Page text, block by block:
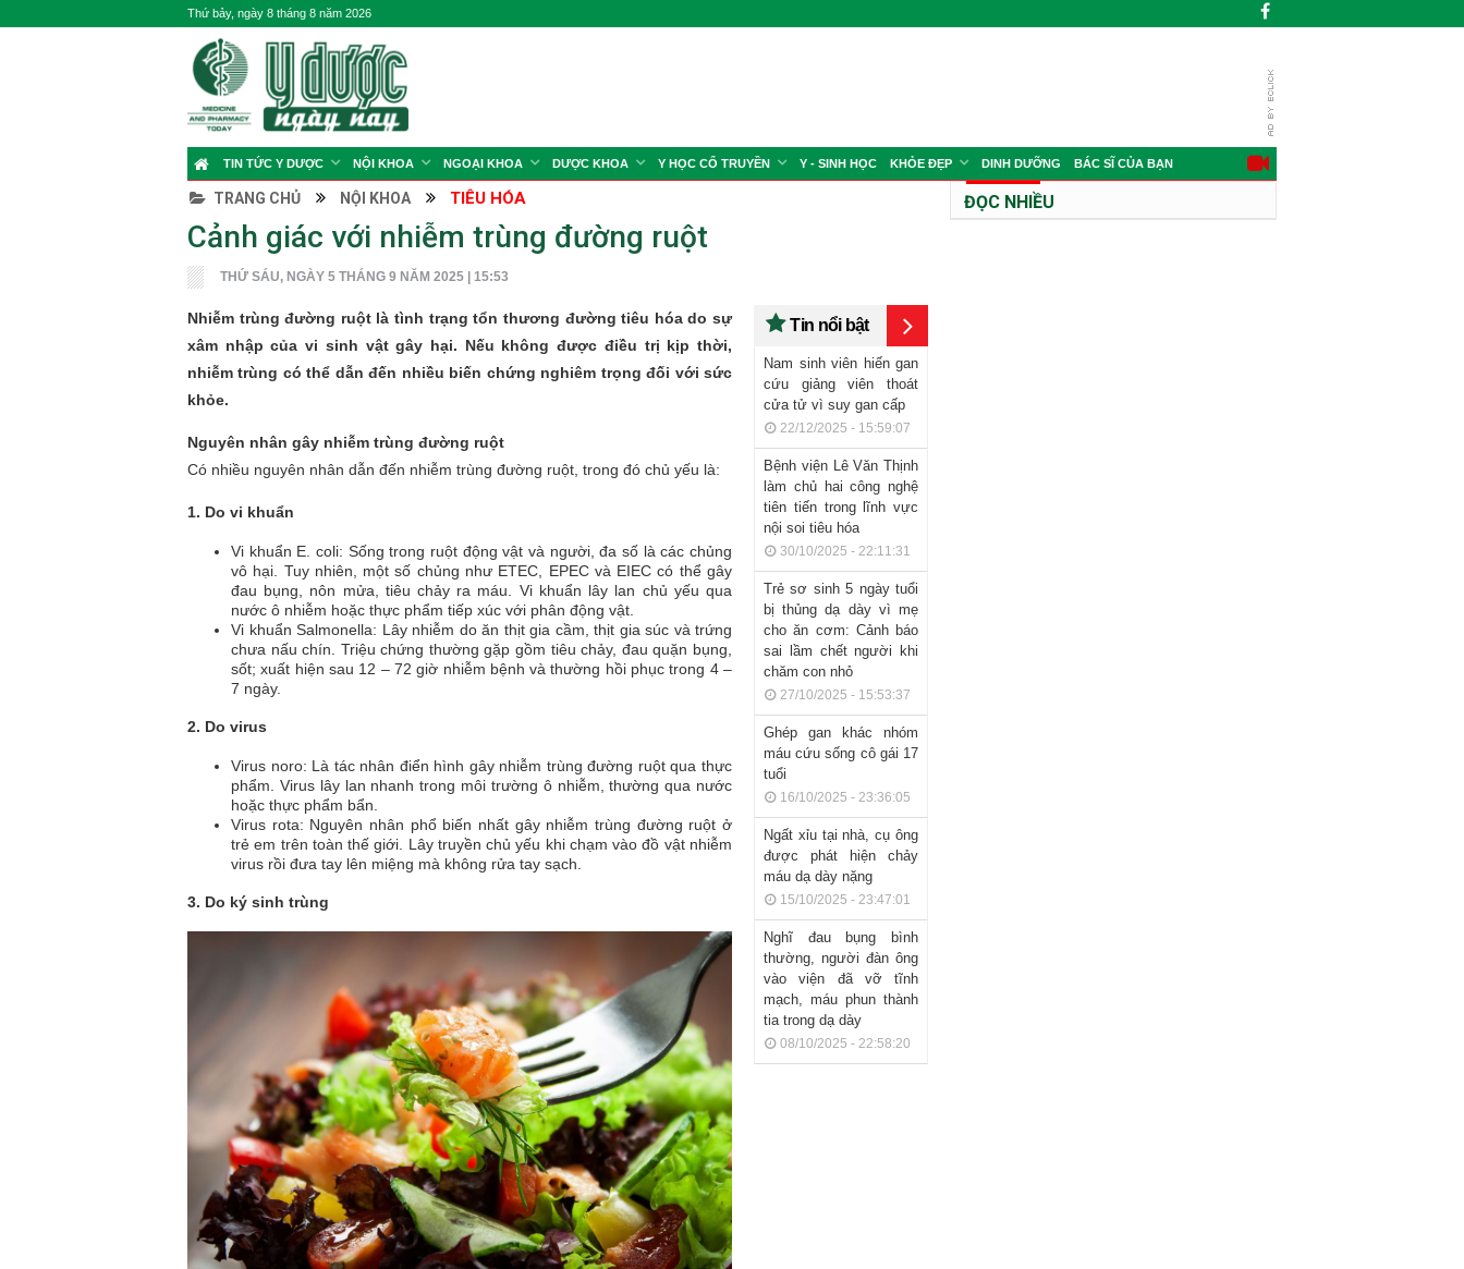
Thứ bảy, ngày 8 tháng 8 năm 2026
TIN TỨC Y DƯỢC NỘI KHOA NGOẠI KHOA DƯỢC KHOA Y HỌC CỔ TRUYỀN Y - SINH HỌC KHỎE ĐẸP DINH DƯỠNG BÁC SĨ CỦA BẠN
TRANG CHỦ NỘI KHOA TIÊU HÓA
Cảnh giác với nhiễm trùng đường ruột
THỨ SÁU, NGÀY 5 THÁNG 9 NĂM 2025 | 15:53
Nhiễm trùng đường ruột là tình trạng tổn thương đường tiêu hóa do sự
xâm nhập của vi sinh vật gây hại. Nếu không được điều trị kịp thời,
nhiễm trùng có thể dẫn đến nhiều biến chứng nghiêm trọng đối với sức
khỏe.
Nguyên nhân gây nhiễm trùng đường ruột
Có nhiều nguyên nhân dẫn đến nhiễm trùng đường ruột, trong đó chủ yếu là:
1. Do vi khuẩn
Vi khuẩn E. coli: Sống trong ruột động vật và người, đa số là các chủng
vô hại. Tuy nhiên, một số chủng như ETEC, EPEC và EIEC có thể gây
đau bụng, nôn mửa, tiêu chảy ra máu. Vi khuẩn lây lan chủ yếu qua
nước ô nhiễm hoặc thực phẩm tiếp xúc với phân động vật.
Vi khuẩn Salmonella: Lây nhiễm do ăn thịt gia cầm, thịt gia súc và trứng
chưa nấu chín. Triệu chứng thường gặp gồm tiêu chảy, đau quặn bụng,
sốt; xuất hiện sau 12 – 72 giờ nhiễm bệnh và thường hồi phục trong 4 –
7 ngày.
2. Do virus
Virus noro: Là tác nhân điển hình gây nhiễm trùng đường ruột qua thực
phẩm. Virus lây lan nhanh trong môi trường ô nhiễm, thường qua nước
hoặc thực phẩm bẩn.
Virus rota: Nguyên nhân phổ biến nhất gây nhiễm trùng đường ruột ở
trẻ em trên toàn thế giới. Lây truyền chủ yếu khi chạm vào đồ vật nhiễm
virus rồi đưa tay lên miệng mà không rửa tay sạch.
3. Do ký sinh trùng
Tin nổi bật
Nam sinh viên hiến gan
cứu giảng viên thoát
cửa tử vì suy gan cấp
22/12/2025 - 15:59:07
Bệnh viện Lê Văn Thịnh
làm chủ hai công nghệ
tiên tiến trong lĩnh vực
nội soi tiêu hóa
30/10/2025 - 22:11:31
Trẻ sơ sinh 5 ngày tuổi
bị thủng dạ dày vì mẹ
cho ăn cơm: Cảnh báo
sai lầm chết người khi
chăm con nhỏ
27/10/2025 - 15:53:37
Ghép gan khác nhóm
máu cứu sống cô gái 17
tuổi
16/10/2025 - 23:36:05
Ngất xỉu tại nhà, cụ ông
được phát hiện chảy
máu dạ dày nặng
15/10/2025 - 23:47:01
Nghĩ đau bụng bình
thường, người đàn ông
vào viện đã vỡ tĩnh
mạch, máu phun thành
tia trong dạ dày
08/10/2025 - 22:58:20
ĐỌC NHIỀU